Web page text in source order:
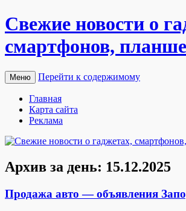
Свежие новости о
смартфонов,
Меню Перейти к содержимому
Главная
Карта сайта
Реклама
Архив за день: 15.12.2025
Продажа авто — объявления